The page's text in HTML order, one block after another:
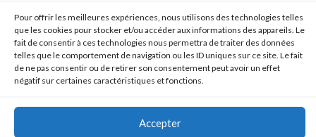
Pour offrir les meilleures expériences, nous utilisons des technologies telles
que les cookies pour stocker et/ou accéder aux informations des appareils. Le
fait de consentir à ces technologies nous permettra de traiter des données
telles que le comportement de navigation ou les ID uniques sur ce site. Le fait
de ne pas consentir ou de retirer son consentement peut avoir un effet
négatif sur certaines caractéristiques et fonctions.
Accepter
Soirée d’été
Descente en caisse à savon – Profitez de l’été pour construire vos
caisses à savon !!!
l’Hérault Sud prenant